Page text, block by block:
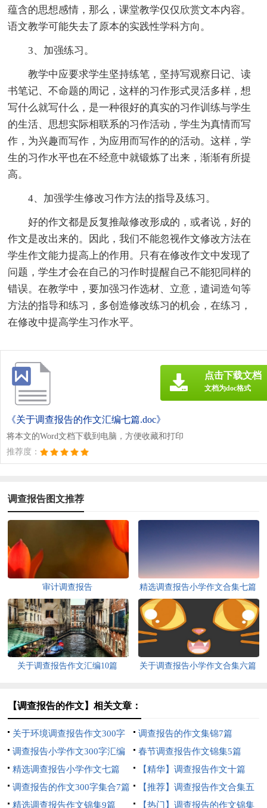
蕴含的思想感情，那么，课堂教学仅仅欣赏文本内容。
语文教学可能失去了原本的实践性学科方向。
3、加强练习。
教学中应要求学生坚持练笔，坚持写观察日记、读
书笔记、不命题的周记，这样的习作形式灵活多样，想
写什么就写什么，是一种很好的真实的习作训练与学生
的生活、思想实际相联系的习作活动，学生为真情而写
作，为兴趣而写作，为应用而写作的的活动。这样，学
生的习作水平也在不经意中就锻炼了出来，渐渐有所提
高。
4、加强学生修改习作方法的指导及练习。
好的作文都是反复推敲修改形成的，或者说，好的
作文是改出来的。因此，我们不能忽视作文修改方法在
学生作文能力提高上的作用。只有在修改作文中发现了
问题，学生才会在自己的习作时提醒自己不能犯同样的
错误。在教学中，要加强习作选材、立意，遣词造句等
方法的指导和练习，多创造修改练习的机会，在练习，
在修改中提高学生习作水平。
《关于调查报告的作文汇编七篇.doc》
将本文的Word文档下载到电脑，方便收藏和打印
推荐度：
点击下载文档
文档为doc格式
调查报告图文推荐
审计调查报告 精选调查报告小学作文合集七篇
关于调查报告作文汇编10篇 关于调查报告小学作文合集六篇
【调查报告的作文】相关文章：
关于环境调查报告作文300字
十篇
调查报告的作文集锦7篇
调查报告小学作文300字汇编
五篇
春节调查报告作文锦集5篇
精选调查报告小学作文七篇
【精华】调查报告作文十篇
调查报告的作文300字集合7篇
【推荐】调查报告作文合集五
篇
精选调查报告作文锦集9篇 【热门】调查报告的作文锦集